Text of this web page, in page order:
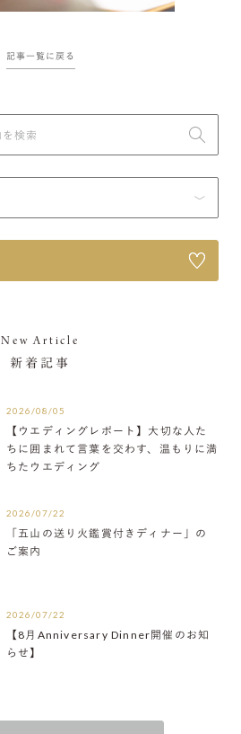
記事一覧に戻る
New Article
新着記事
2026/08/05
【ウエディングレポート】大切な人た
ちに囲まれて言葉を交わす、温もりに満
ちたウエディング
2026/07/22
「五山の送り火鑑賞付きディナー」の
ご案内
2026/07/22
【8月Anniversary Dinner開催のお知
らせ】